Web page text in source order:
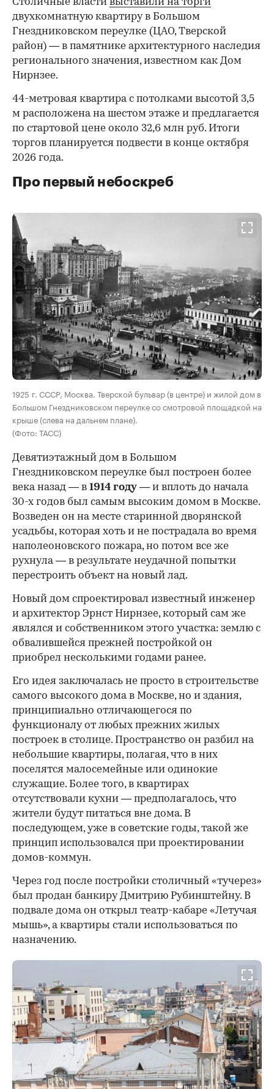
Столичные власти выставили на торги
двухкомнатную квартиру в Большом
Гнездниковском переулке (ЦАО, Тверской
район) — в памятнике архитектурного наследия
регионального значения, известном как Дом
Нирнзее.
44-метровая квартира с потолками высотой 3,5
м расположена на шестом этаже и предлагается
по стартовой цене около 32,6 млн руб. Итоги
торгов планируется подвести в конце октября
2026 года.
Про первый небоскреб
00:00 / 00:00
1925 г. СССР, Москва. Тверской бульвар (в центре) и жилой дом в
Большом Гнездниковском переулке со смотровой площадкой на
крыше (слева на дальнем плане).
(Фото: ТАСС)
Девятиэтажный дом в Большом
Гнездниковском переулке был построен более
века назад — в 1914 году — и вплоть до начала
30-х годов был самым высоким домом в Москве.
Возведен он на месте старинной дворянской
усадьбы, которая хоть и не пострадала во время
наполеоновского пожара, но потом все же
рухнула — в результате неудачной попытки
перестроить объект на новый лад.
Новый дом спроектировал известный инженер
и архитектор Эрнст Нирнзее, который сам же
являлся и собственником этого участка: землю с
обвалившейся прежней постройкой он
приобрел несколькими годами ранее.
Его идея заключалась не просто в строительстве
самого высокого дома в Москве, но и здания,
принципиально отличающегося по
функционалу от любых прежних жилых
построек в столице. Пространство он разбил на
небольшие квартиры, полагая, что в них
поселятся малосемейные или одинокие
служащие. Более того, в квартирах
отсутствовали кухни — предполагалось, что
жители будут питаться вне дома. В
последующем, уже в советские годы, такой же
принцип использовался при проектировании
домов-коммун.
Через год после постройки столичный «тучерез»
был продан банкиру Дмитрию Рубинштейну. В
подвале дома он открыл театр-кабаре «Летучая
мышь», а квартиры стали использоваться по
назначению.